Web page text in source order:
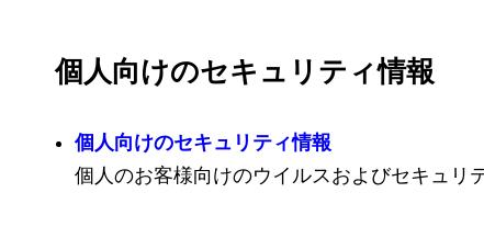
個人向けのセキュリティ情報
個人向けのセキュリティ情報
個人のお客様向けのウイルスおよびセキュリ